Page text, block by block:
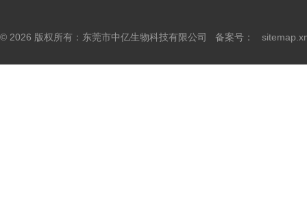
© 2026 版权所有：东莞市中亿生物科技有限公司 备案号：